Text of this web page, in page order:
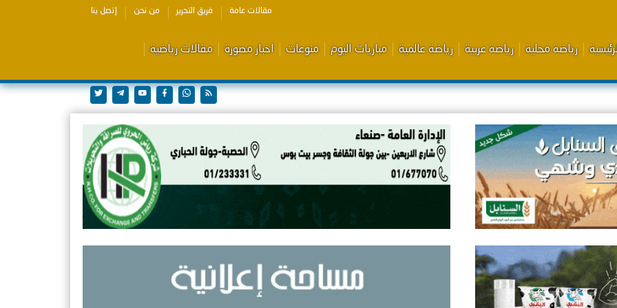
مقالات عامة فريق التحرير من نحن إتصل بنا
رياضة محلية رياضة عربية رياضة عالمية مباريات اليوم منوعات اخبار مصورة مقالات رياضية